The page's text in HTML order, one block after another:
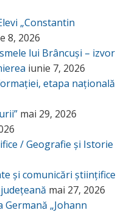
„Constantin
8, 2026
lui Brâncuși – izvor
iunie 7, 2026
etapa națională
mai 29, 2026
/ Geografie și Istorie
și comunicări științifice
mai 27, 2026
„Johann